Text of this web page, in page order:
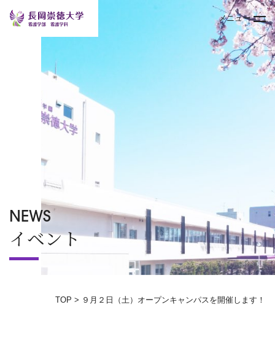
メニュー
キャンパスライフ
オープンキャンパス
NEWS
イベント
TOP > ９月２日（土）オープンキャンパスを開催します！